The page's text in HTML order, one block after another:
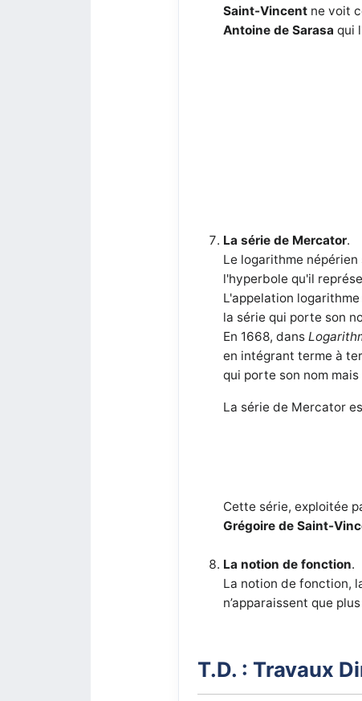
Saint-Vincent ne voit
Antoine de Sarasa qui
La série de Mercator.
Le logarithme
l'hyperbole qu'il
L'appelation
la série qui porte son
En 1668, dans
en intégrant terme à
qui porte son nom
La série de Mercator
Cette série, exploitée
Grégoire de Saint-
La notion de fonction.
La notion de fonction,
n’apparaissent que
T.D. : Travaux